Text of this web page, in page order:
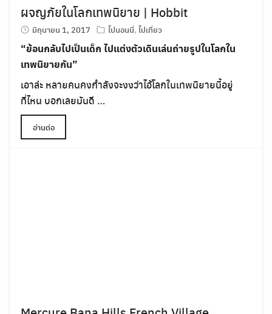
ผจญภัยในโลกเทพนิยาย | Hobbit
มิถุนายน 1, 2017 ไปนอนนี่, ไปเที่ยว
“ย้อนกลับไปเป็นเด็ก ไปแต่งตัวเดินเล่นถ่ายรูปในโลกใน
เทพนิยายกัน”
เอาล่ะ หลายคนคงกำลังจะงงว่าไอ้โลกในเทพนิยายนี้อยู่
ที่ไหน บอกเลยมันดี …
อ่านต่อ